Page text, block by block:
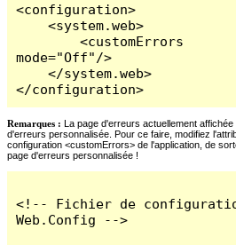
<configuration>
    <system.web>
        <customErrors
mode="Off"/>
    </system.web>
</configuration>
Remarques : La page d'erreurs actuellement
d'erreurs personnalisée. Pour ce faire, modifiez
configuration <customErrors> de l'application, de
page d'erreurs personnalisée !
<!-- Fichier de
Web.Config -->